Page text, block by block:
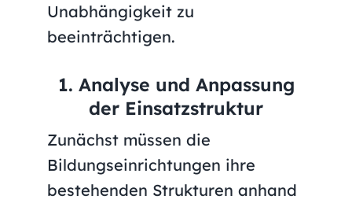
Unabhängigkeit zu
beeinträchtigen.
1. Analyse und Anpassung
der Einsatzstruktur
Zunächst müssen die
Bildungseinrichtungen ihre
bestehenden Strukturen anhand